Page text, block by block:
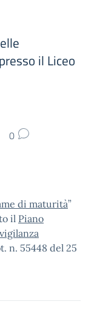
il Liceo
0
di maturità”
il Piano
n. 55448 del 25